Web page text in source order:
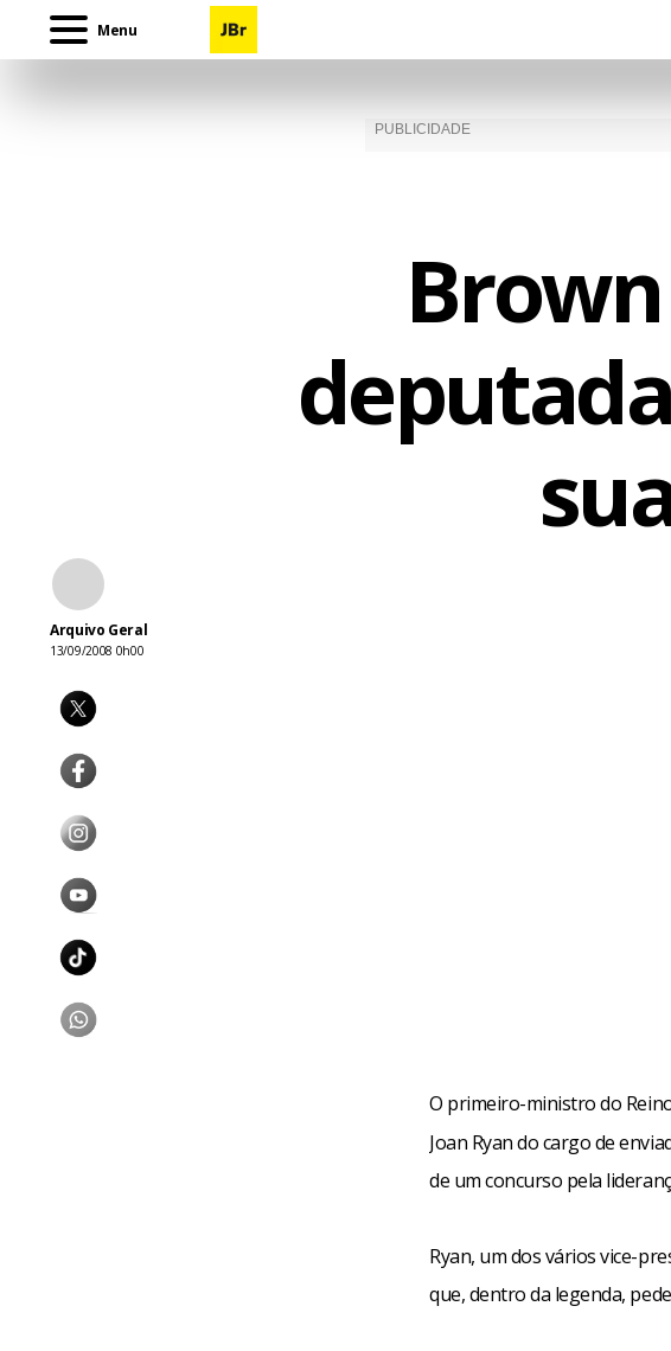
Menu
Arquivo Geral
13/09/2008 0h00
O primeiro-ministro do
Joan Ryan do cargo de
de um concurso pela
Ryan, um dos vários vice-
que, dentro da legenda,